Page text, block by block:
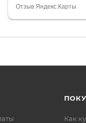
огромное
Отзыв Яндекс.Карты
Как